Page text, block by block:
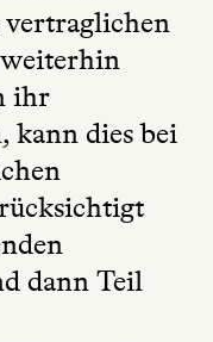
ihr
kann dies bei
dann Teil